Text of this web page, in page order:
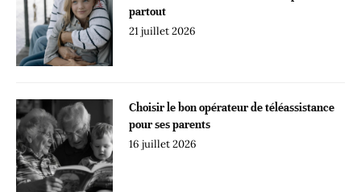
partout
21 juillet 2026
Choisir le bon opérateur de téléassistance
pour ses parents
16 juillet 2026